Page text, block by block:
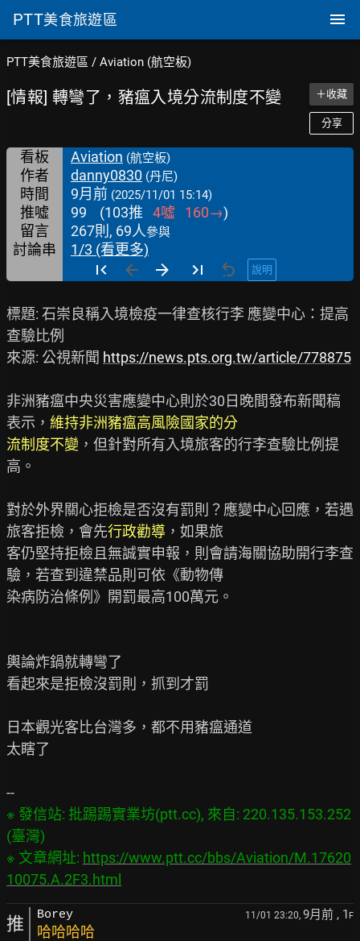
PTT美食旅遊區
PTT美食旅遊區 / Aviation (航空板)
[情報] 轉彎了，豬瘟入境分流制度不變 ＋收藏
分享
看板 Aviation (航空板)
作者 danny0830 (丹尼)
時間 9月前 (2025/11/01 15:14)
推噓 99 (103推 4噓 160→)
留言
267則, 69人參與
討論串 1/3 (看更多)
說明
標題: 石崇良稱入境檢疫一律查核行李 應變中心：提高
查驗比例
來源: 公視新聞 https://news.pts.org.tw/article/778875
非洲豬瘟中央災害應變中心則於30日晚間發布新聞稿
表示， 維持非洲豬瘟高風險國家的分
流制度不變 ，但針對所有入境旅客的行李查驗比例提
高。
對於外界關心拒檢是否沒有罰則？應變中心回應，若遇
旅客拒檢，會先行政勸導 ，如果旅
客仍堅持拒檢且無誠實申報，則會請海關協助開行李查
驗，若查到違禁品則可依《動物傳
染病防治條例》開罰最高100萬元。
輿論炸鍋就轉彎了
看起來是拒檢沒罰則，抓到才罰
日本觀光客比台灣多，都不用豬瘟通道
太瞎了
※ 發信站: 批踢踢實業坊(ptt.cc), 來自: 220.135.153.252
(臺灣)
※ 文章網址: https://www.ptt.cc/bbs/Aviation/M.17620
10075.A.2F3.html
推 Borey 11/01 23:20, 9月前 , 1 F
哈哈哈哈